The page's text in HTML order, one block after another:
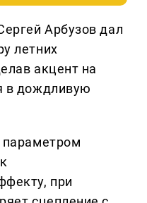
Арбузов дал
летних
акцент на
в дождливую
при